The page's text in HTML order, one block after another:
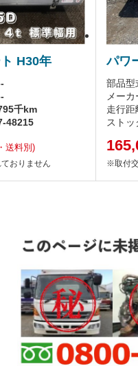
H30年
千km
48215
送料別)
おりません
パワ
部品型
メー
走行距
スト
※取付